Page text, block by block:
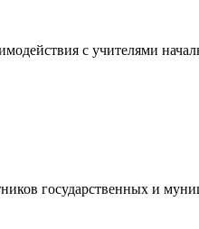
с учителями
государственных и